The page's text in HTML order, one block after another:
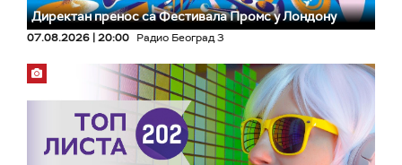
Директан пренос са Фестивала Промс у Лондону
07.08.2026 | 20:00 Радио Београд 3